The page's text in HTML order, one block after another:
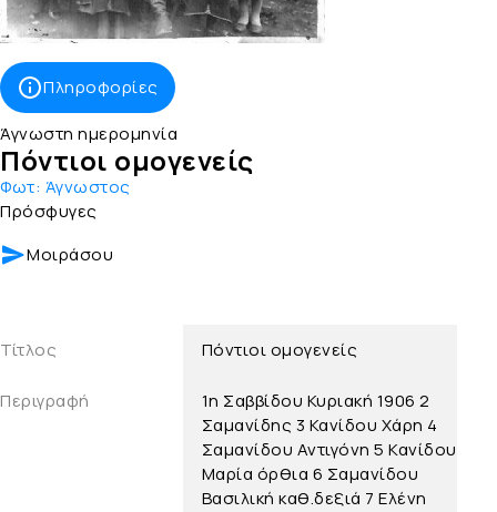
Πληροφορίες
Άγνωστη ημερομηνία
Πόντιοι ομογενείς
Φωτ: Άγνωστος
Πρόσφυγες
Μοιράσου
Τίτλος Πόντιοι ομογενείς
Περιγραφή
1η Σαββίδου Κυριακή 1906 2
Σαμανίδης 3 Κανίδου Χάρη 4
Σαμανίδου Αντιγόνη 5 Κανίδου
Μαρία όρθια 6 Σαμανίδου
Βασιλική καθ.δεξιά 7 Ελένη